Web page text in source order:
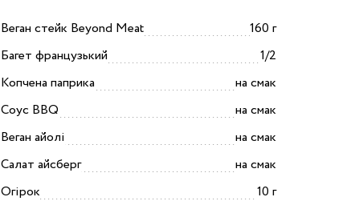
Веган стейк Beyond Meat
160 г
Багет французький
1/2
Копчена паприка
на смак
Соус BBQ
на смак
Веган айолі
на смак
Салат айсберг
на смак
Огірок
10 г